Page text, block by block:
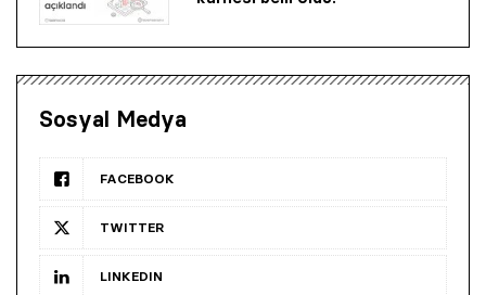
Sosyal Medya
FACEBOOK
TWITTER
LINKEDIN